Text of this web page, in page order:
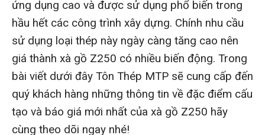
ứng dụng cao và được sử dụng phổ biến trong
hầu hết các công trình xây dựng. Chính nhu cầu
sử dụng loại thép này ngày càng tăng cao nên
giá thành xà gồ Z250 có nhiều biến động. Trong
bài viết dưới đây Tôn Thép MTP sẽ cung cấp đến
quý khách hàng những thông tin về đặc điểm cấu
tạo và báo giá mới nhất của xà gồ Z250 hãy
cùng theo dõi ngay nhé!